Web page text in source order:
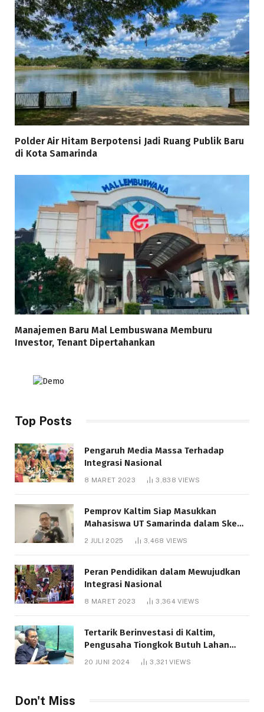
Polder Air Hitam Berpotensi Jadi Ruang Publik Baru
di Kota Samarinda
Manajemen Baru Mal Lembuswana Memburu
Investor, Tenant Dipertahankan
Top Posts
Pengaruh Media Massa Terhadap
Integrasi Nasional
8 MARET 2023 3,838VIEWS
Pemprov Kaltim Siap Masukkan
Mahasiswa UT Samarinda dalam Skema
Bantuan Pendidikan Gratispol
2 JULI 2025 3,468 VIEWS
Peran Pendidikan dalam Mewujudkan
Integrasi Nasional
8 MARET 2023 3,364VIEWS
Tertarik Berinvestasi di Kaltim,
Pengusaha Tiongkok Butuh Lahan
20 JUNI 2024 3,321VIEWS
Don't Miss